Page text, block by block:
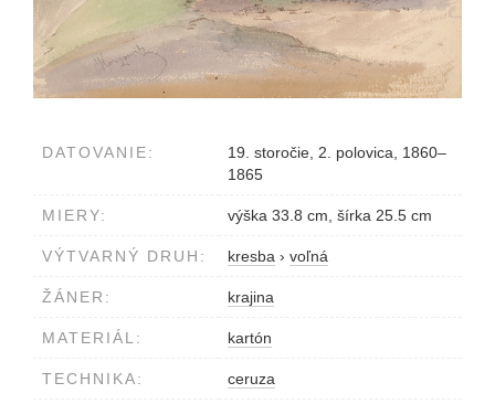
DATOVANIE:
19. storočie, 2. polovica, 1860–
1865
MIERY: výška 33.8 cm, šírka 25.5 cm
VÝTVARNÝ DRUH: kresba › voľná
ŽÁNER: krajina
MATERIÁL: kartón
TECHNIKA: ceruza